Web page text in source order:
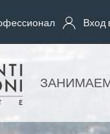
Вход